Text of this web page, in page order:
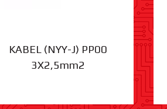
KABEL (NYY-J) PP00
3X2,5mm2